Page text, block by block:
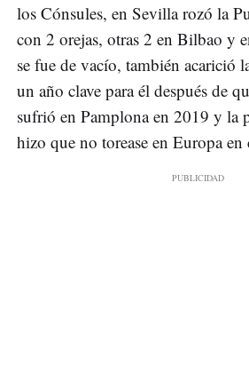
los Cónsules, en Sevilla rozó la
con 2 orejas, otras 2 en Bilbao y
se fue de vacío, también acarició
un año clave para él después de
sufrió en Pamplona en 2019 y la
hizo que no torease en Europa en